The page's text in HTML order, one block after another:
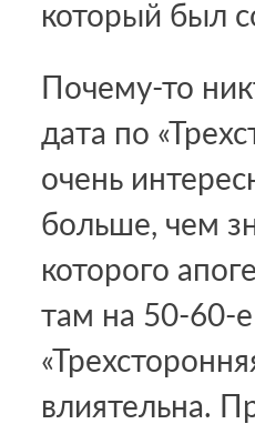
который был
Почему-то
дата по
очень
больше, чем
которого
там на 50-60-
влиятельна.